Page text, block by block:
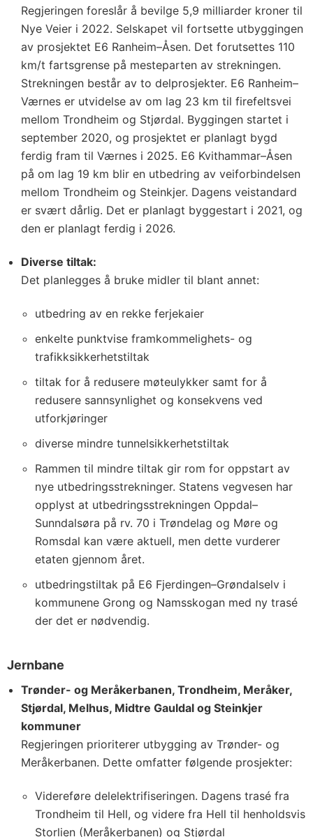
Regjeringen foreslår å bevilge 5,9 milliarder kroner til
Nye Veier i 2022. Selskapet vil fortsette utbyggingen
av prosjektet E6 Ranheim–Åsen. Det forutsettes 110
km/t fartsgrense på mesteparten av strekningen.
Strekningen består av to delprosjekter. E6 Ranheim–
Værnes er utvidelse av om lag 23 km til firefeltsvei
mellom Trondheim og Stjørdal. Byggingen startet i
september 2020, og prosjektet er planlagt bygd
ferdig fram til Værnes i 2025. E6 Kvithammar–Åsen
på om lag 19 km blir en utbedring av veiforbindelsen
mellom Trondheim og Steinkjer. Dagens veistandard
er svært dårlig. Det er planlagt byggestart i 2021, og
den er planlagt ferdig i 2026.
Diverse tiltak:
Det planlegges å bruke midler til blant annet:
utbedring av en rekke ferjekaier
enkelte punktvise framkommelighets- og
trafikksikkerhetstiltak
tiltak for å redusere møteulykker samt for å
redusere sannsynlighet og konsekvens ved
utforkjøringer
diverse mindre tunnelsikkerhetstiltak
Rammen til mindre tiltak gir rom for oppstart av
nye utbedringsstrekninger. Statens vegvesen har
opplyst at utbedringsstrekningen Oppdal–
Sunndalsøra på rv. 70 i Trøndelag og Møre og
Romsdal kan være aktuell, men dette vurderer
etaten gjennom året.
utbedringstiltak på E6 Fjerdingen–Grøndalselv i
kommunene Grong og Namsskogan med ny trasé
der det er nødvendig.
Jernbane
Trønder- og Meråkerbanen, Trondheim, Meråker,
Stjørdal, Melhus, Midtre Gauldal og Steinkjer
kommuner
Regjeringen prioriterer utbygging av Trønder- og
Meråkerbanen. Dette omfatter følgende prosjekter:
Videreføre delelektrifiseringen. Dagens trasé fra
Trondheim til Hell, og videre fra Hell til henholdsvis
Storlien (Meråkerbanen) og Stjørdal